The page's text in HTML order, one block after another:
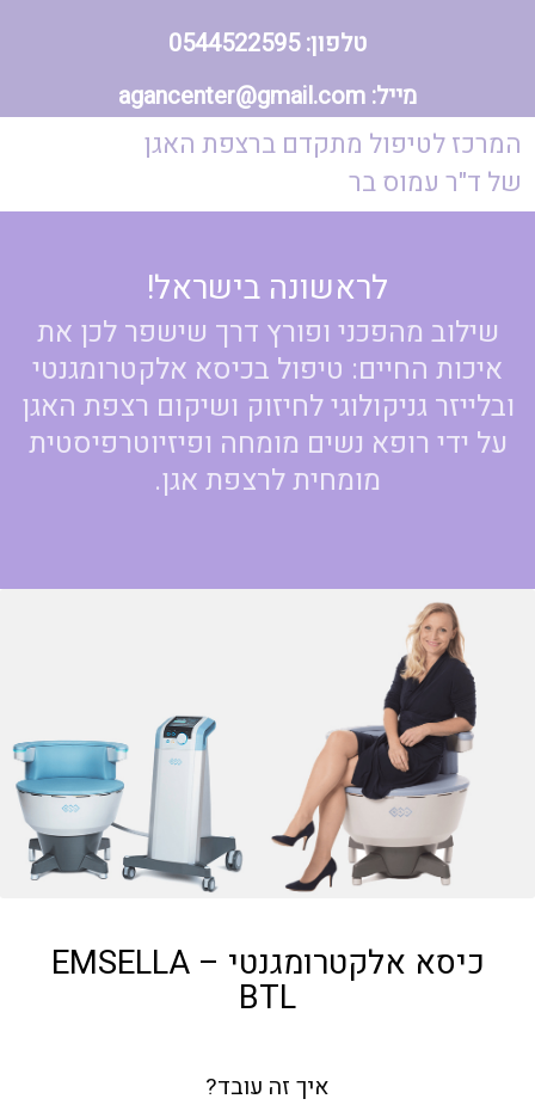
טלפון:0544522595
מייל: agancenter@gmail.com
המרכז לטיפול מתקדם ברצפת האגן
של ד"ר עמוס בר
לראשונה בישראל!
שילוב מהפכני ופורץ דרך שישפר לכן את
איכות החיים: טיפול בכיסא אלקטרומגנטי
ובלייזר גניקולוגי לחיזוק ושיקום רצפת האגן
על ידי רופא נשים מומחה ופיזיוטרפיסטית
מומחית לרצפת אגן.
כיסא אלקטרומגנטי – EMSELLA
BTL
איך זה עובד?